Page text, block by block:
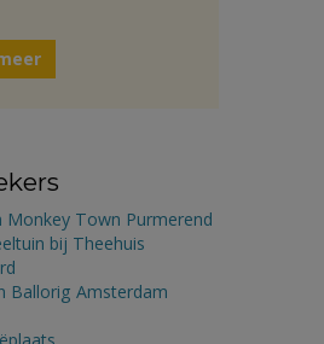
Monkey Town Purmerend
bij Theehuis
Ballorig Amsterdam